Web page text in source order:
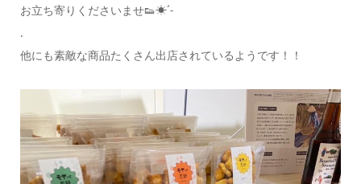
お立ち寄りくださいませ👟☀ˊ˗
.
他にも素敵な商品たくさん出店されているようです！！